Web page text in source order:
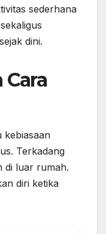
sederhana
dini.
kebiasaan
Terkadang
di luar rumah.
diri ketika